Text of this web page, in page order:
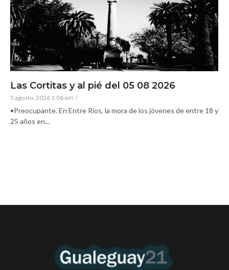
Las Cortitas y al pié del 05 08 2026
5 agosto, 2026 1:06 am /
•Preocupante. En Entre Ríos, la mora de los jóvenes de entre 18 y
25 años en...